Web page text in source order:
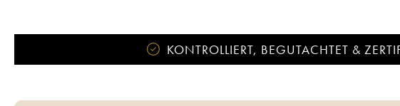
KONTROLLIERT, BEGUTACHTET &